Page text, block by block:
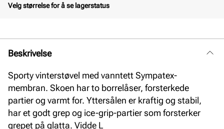
Velg størrelse for å se lagerstatus
Beskrivelse
Sporty vinterstøvel med vanntett Sympatex-
membran. Skoen har to borrelåser, forsterkede
partier og varmt for. Yttersålen er kraftig og stabil,
har et godt grep og ice-grip-partier som forsterker
grepet på glatta. Vidde L